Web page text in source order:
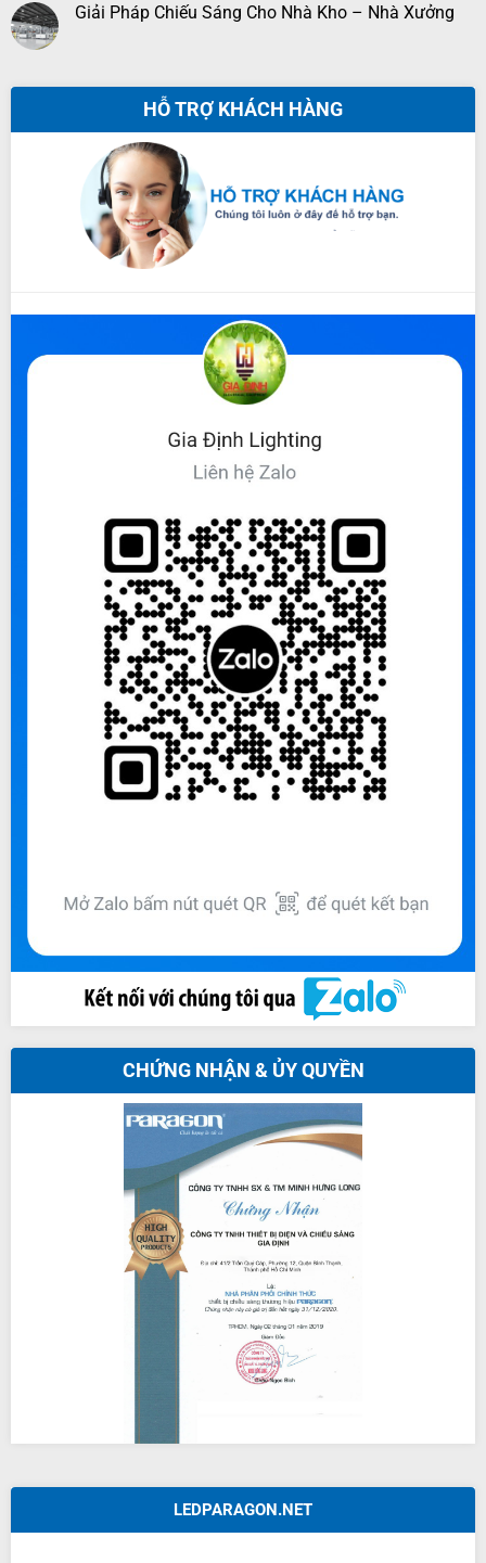
Giải Pháp Chiếu Sáng Cho Nhà Kho – Nhà Xưởng
HỖ TRỢ KHÁCH HÀNG
CHỨNG NHẬN & ỦY QUYỀN
LEDPARAGON.NET